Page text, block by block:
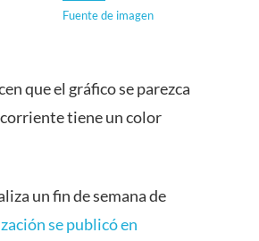
Fuente de imagen
que el gráfico se parezca
corriente tiene un color
un fin de semana de
se publicó en